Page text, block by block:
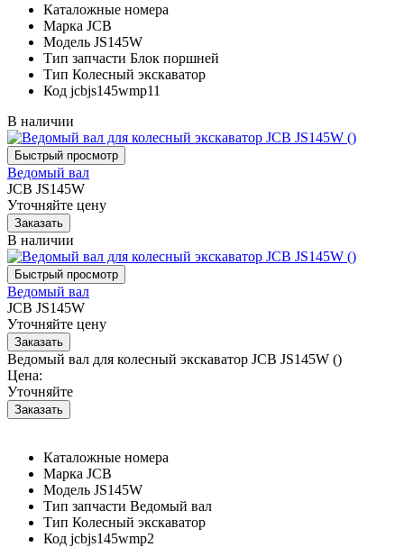
Каталожные номера
Марка JCB
Модель JS145W
Тип запчасти Блок поршней
Тип Колесный экскаватор
Код jcbjs145wmp11
В наличии
Ведомый вал
JCB JS145W
Уточняйте цену
В наличии
Ведомый вал
JCB JS145W
Уточняйте цену
Ведомый вал для колесный экскаватор JCB JS145W ()
Цена:
Уточняйте
Каталожные номера
Марка JCB
Модель JS145W
Тип запчасти Ведомый вал
Тип Колесный экскаватор
Код jcbjs145wmp2